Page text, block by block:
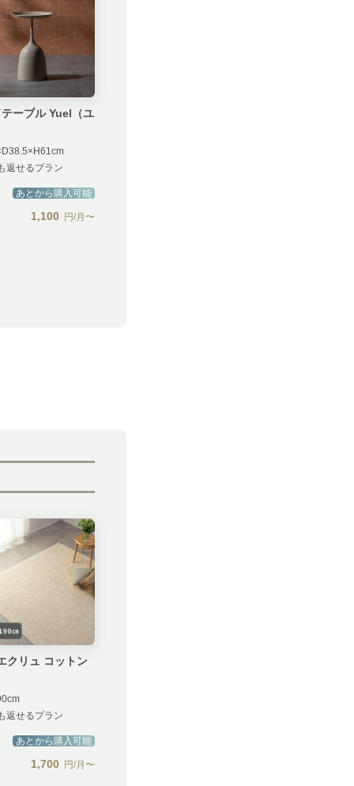
ーブル Yuel（ユ
返せるプラン
あとから購入可能
1,100 円/月〜
クリュ コットン
返せるプラン
あとから購入可能
1,700 円/月〜